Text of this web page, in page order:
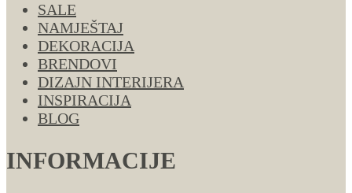
SALE
NAMJEŠTAJ
DEKORACIJA
BRENDOVI
DIZAJN INTERIJERA
INSPIRACIJA
BLOG
INFORMACIJE